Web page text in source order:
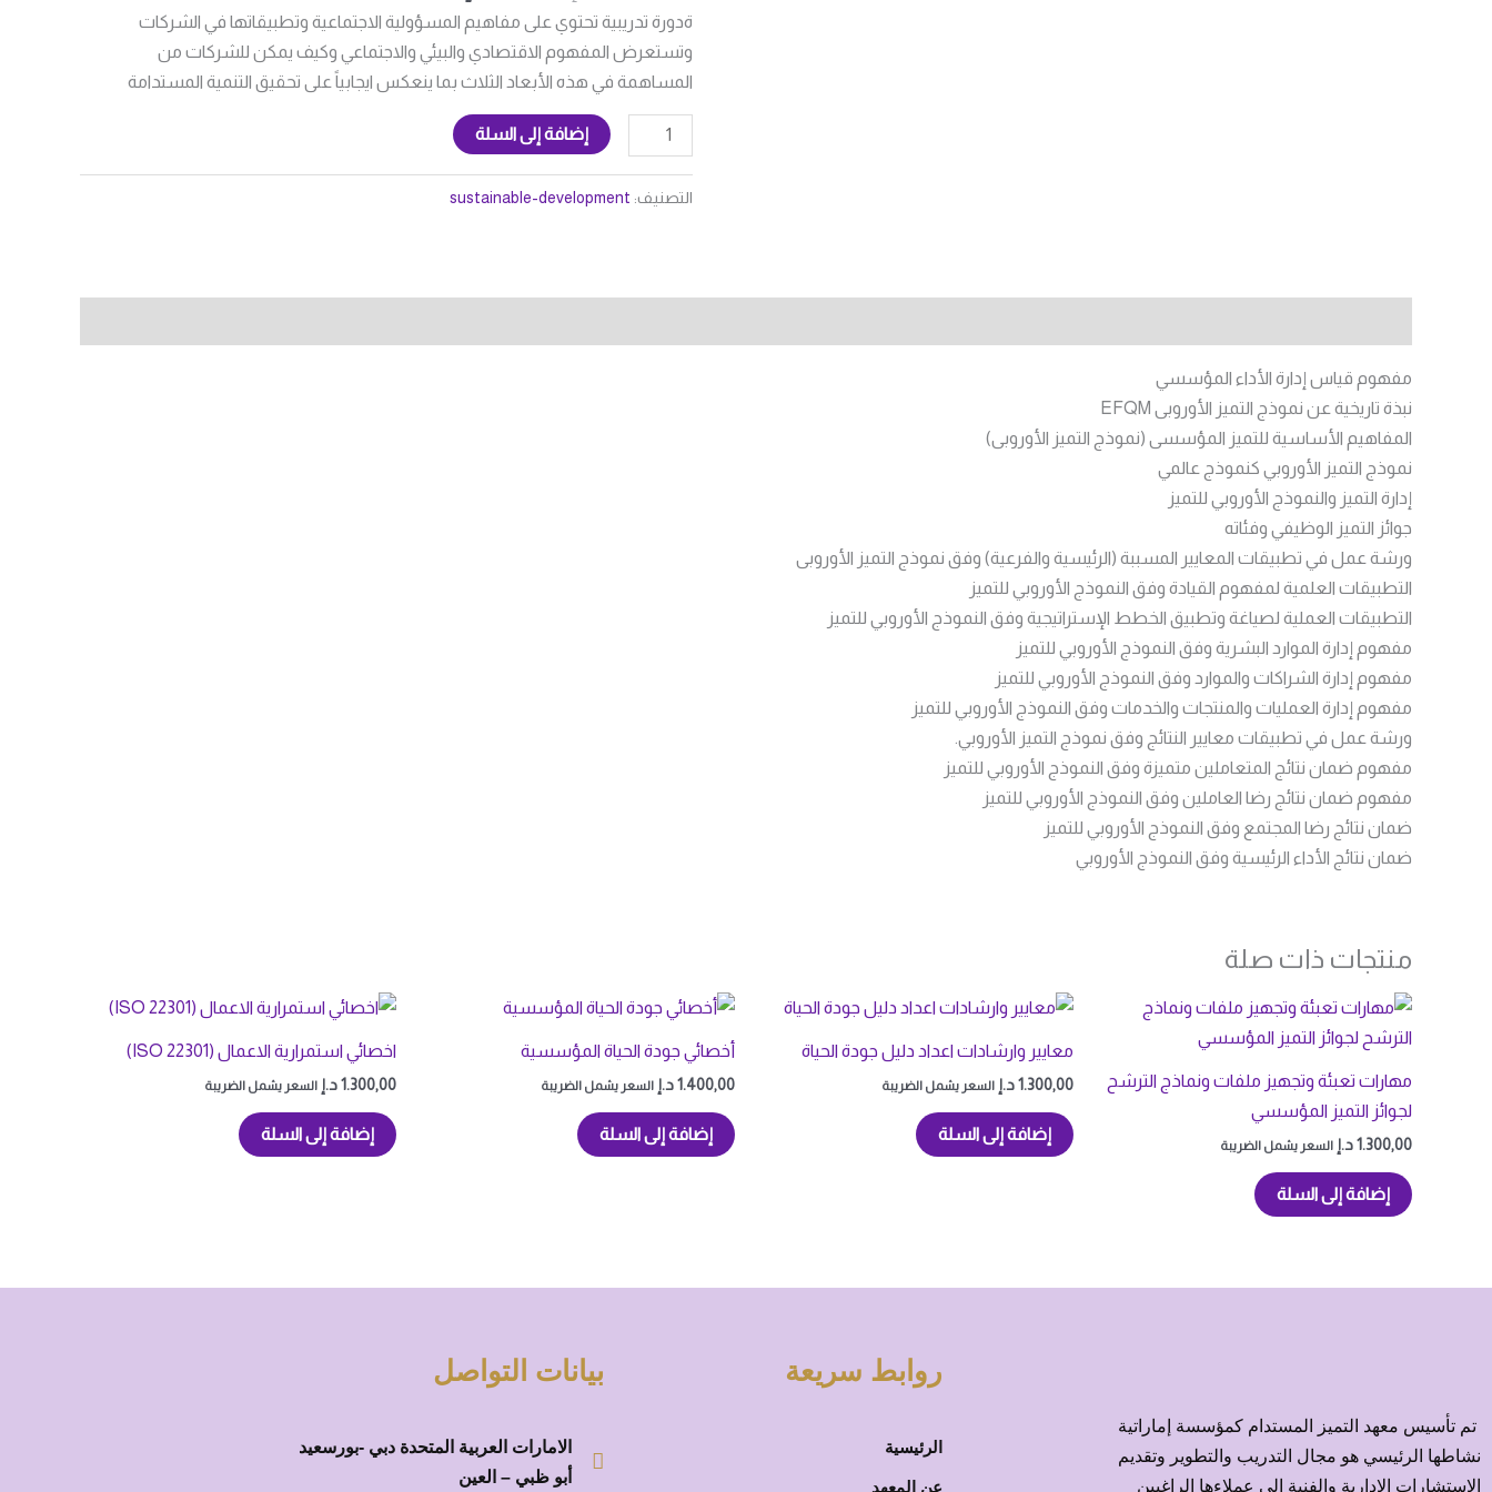
ةدورة تدريبية تحتوي على مفاهيم المسؤولية الاجتماعية وتطبيقاتها في الشركات
وتستعرض المفهوم الاقتصادي والبيئي والاجتماعي وكيف يمكن للشركات من
المساهمة في هذه الأبعاد الثلاث بما ينعكس ايجابياً على تحقيق التنمية المستدامة
إضافة إلى السلة
التصنيف: sustainable-development
مفهوم قياس إدارة الأداء المؤسسي
نبذة تاريخية عن نموذج التميز الأوروبى EFQM
‌المفاهيم الأساسية للتميز المؤسسى (نموذج التميز الأوروبى)
نموذج التميز الأوروبي كنموذج عالمي
‌إدارة التميز والنموذج الأوروبي للتميز
جوائز التميز الوظيفي وفئاته
ورشة عمل في تطبيقات المعايير المسببة (الرئيسية والفرعية) وفق نموذج التميز الأوروبى
التطبيقات العلمية لمفهوم القيادة وفق النموذج الأوروبي للتميز
التطبيقات العملية لصياغة وتطبيق الخطط الإستراتيجية وفق النموذج الأوروبي للتميز
مفهوم إدارة الموارد البشرية وفق النموذج الأوروبي للتميز
مفهوم إدارة الشراكات والموارد وفق النموذج الأوروبي للتميز
مفهوم إدارة العمليات والمنتجات والخدمات وفق النموذج الأوروبي للتميز
ورشة عمل في تطبيقات معايير النتائج وفق نموذج التميز الأوروبي.
مفهوم ضمان نتائج المتعاملين متميزة وفق النموذج الأوروبي للتميز
مفهوم ضمان نتائج رضا العاملين وفق النموذج الأوروبي للتميز
ضمان نتائج رضا المجتمع وفق النموذج الأوروبي للتميز
ضمان نتائج الأداء الرئيسية وفق النموذج الأوروبي
منتجات ذات صلة
مهارات تعبئة وتجهيز ملفات ونماذج الترشح
لجوائز التميز المؤسسي
1.300,00د.إ السعر يشمل الضريبة
إضافة إلى السلة
معايير وارشادات اعداد دليل جودة الحياة
1.300,00د.إ السعر يشمل الضريبة
إضافة إلى السلة
أخصائي جودة الحياة المؤسسية
1.400,00د.إ السعر يشمل الضريبة
إضافة إلى السلة
اخصائي استمرارية الاعمال (ISO 22301)
1.300,00د.إ السعر يشمل الضريبة
إضافة إلى السلة
تم تأسيس معهد التميز المستدام كمؤسسة إماراتية
نشاطها الرئيسي هو مجال التدريب والتطوير وتقديم
الاستشارات الإدارية والفنية إلى عملاءها الراغبين
روابط سريعة
الرئيسية
عن المعهد
بيانات التواصل
الامارات العربية المتحدة دبي -بورسعيد
أبو ظبي – العين